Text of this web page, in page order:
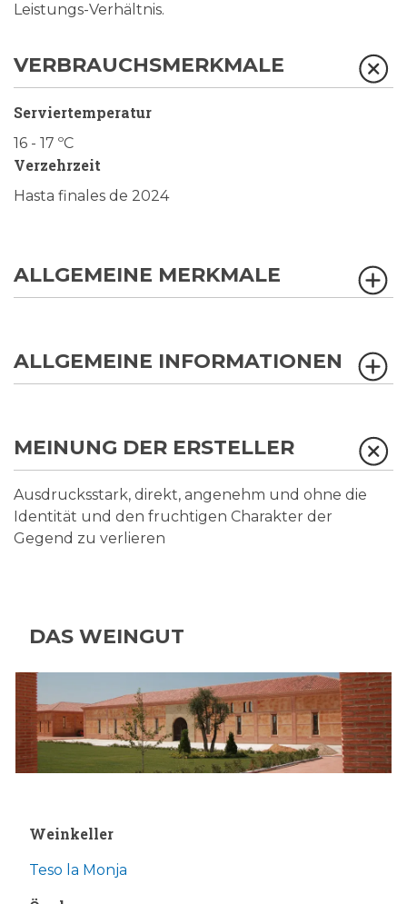
Leistungs-Verhältnis.
VERBRAUCHSMERKMALE
Serviertemperatur
16 - 17 ºC
Verzehrzeit
Hasta finales de 2024
ALLGEMEINE MERKMALE
ALLGEMEINE INFORMATIONEN
MEINUNG DER ERSTELLER
Ausdrucksstark, direkt, angenehm und ohne die
Identität und den fruchtigen Charakter der
Gegend zu verlieren
DAS WEINGUT
Weinkeller
Teso la Monja